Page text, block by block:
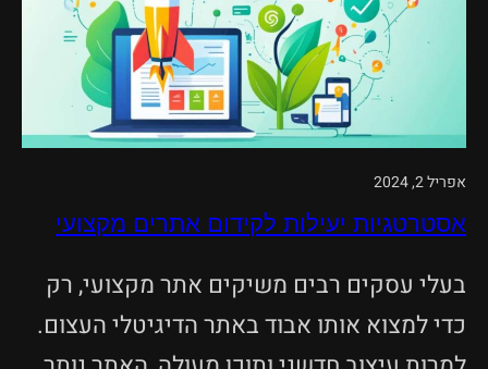
אפריל 2, 2024
אסטרטגיות יעילות לקידום אתרים מקצועי
בעלי עסקים רבים משיקים אתר מקצועי, רק
כדי למצוא אותו אבוד באתר הדיגיטלי העצום.